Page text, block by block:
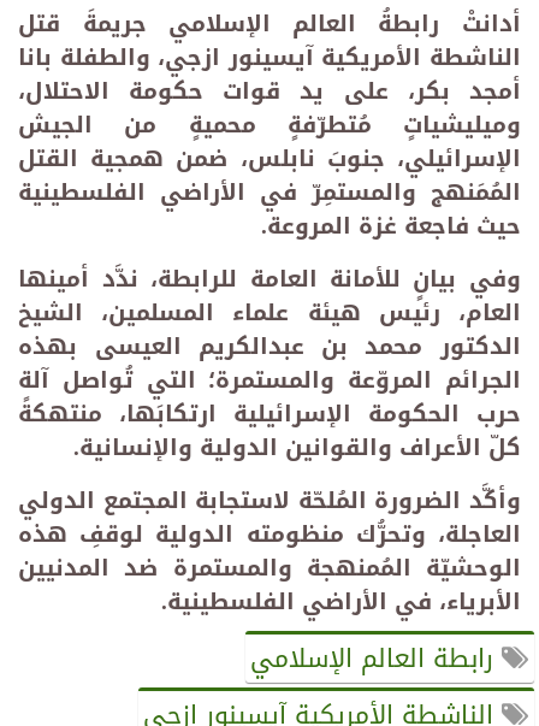
أدانتْ رابطةُ العالم الإسلامي جريمةَ قتل
الناشطة الأمريكية آيسينور ازجي، والطفلة بانا
أمجد بكر، على يد قوات حكومة الاحتلال،
وميليشياتٍ مُتطرّفةٍ محميةٍ من الجيش
الإسرائيلي، جنوبَ نابلس، ضمن همجية القتل
المُمَنهج والمستمِرّ في الأراضي الفلسطينية
حيث فاجعة غزة المروعة.
وفي بيانٍ للأمانة العامة للرابطة، ندَّد أمينها
العام، رئيس هيئة علماء المسلمين، الشيخ
الدكتور محمد بن عبدالكريم العيسى بهذه
الجرائم المروّعة والمستمرة؛ التي تُواصل آلة
حرب الحكومة الإسرائيلية ارتكابَها، منتهكةً
كلّ الأعراف والقوانين الدولية والإنسانية.
وأكَّد الضرورة المُلحّة لاستجابة المجتمع الدولي
العاجلة، وتحرُّك منظومته الدولية لوقفِ هذه
الوحشيّة المُمنهجة والمستمرة ضد المدنيين
الأبرياء، في الأراضي الفلسطينية.
رابطة العالم الإسلامي
الناشطة الأمريكية آيسينور ازجي